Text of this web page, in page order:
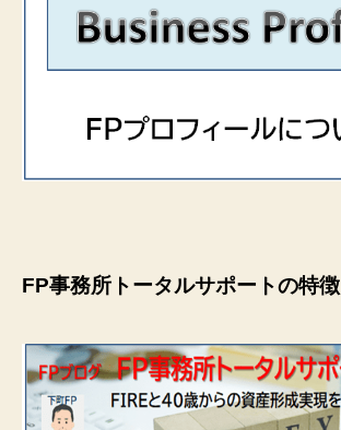
FP事務所トータルサポートの特徴